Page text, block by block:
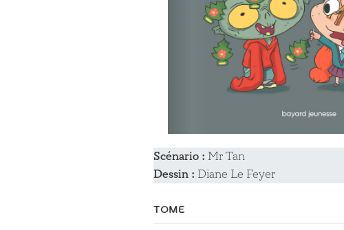
Scénario : Mr Tan
Dessin : Diane Le Feyer
TOME